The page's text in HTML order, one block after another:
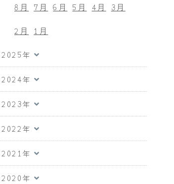
8月 7月 6月 5月 4月
3月
2月
1月
2025年
2024年
2023年
2022年
2021年
2020年